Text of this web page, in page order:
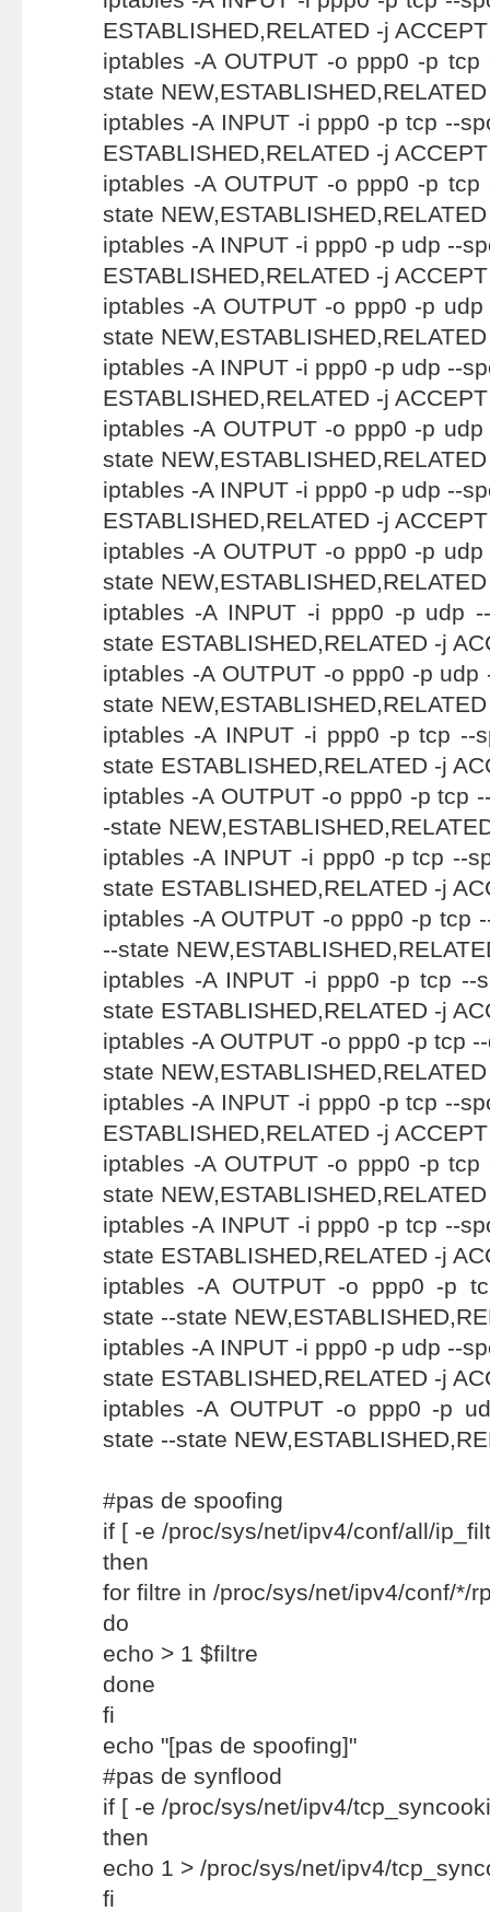
ESTABLISHED,RELATED -j ACCEPT
iptables -A OUTPUT -o ppp0 -p
state
iptables -A INPUT -i ppp0 -p tcp --
ESTABLISHED,RELATED -j ACCEPT
iptables -A OUTPUT -o ppp0 -p
state
iptables -A INPUT -i ppp0 -p udp --
ESTABLISHED,RELATED -j ACCEPT
iptables -A OUTPUT -o ppp0 -p
state
iptables -A INPUT -i ppp0 -p udp --
ESTABLISHED,RELATED -j ACCEPT
iptables -A OUTPUT -o ppp0 -p
state
iptables -A INPUT -i ppp0 -p udp --
ESTABLISHED,RELATED -j ACCEPT
iptables -A OUTPUT -o ppp0 -p
state
iptables -A INPUT -i ppp0 -p udp
state ESTABLISHED,RELATED -j
iptables -A OUTPUT -o ppp0 -p
state
iptables -A INPUT -i ppp0 -p tcp --
state ESTABLISHED,RELATED -j
iptables -A OUTPUT -o ppp0 -p tcp
-state
iptables -A INPUT -i ppp0 -p tcp --
state ESTABLISHED,RELATED -j
iptables -A OUTPUT -o ppp0 -p tcp
--state
iptables -A INPUT -i ppp0 -p tcp --
state ESTABLISHED,RELATED -j
iptables -A OUTPUT -o ppp0 -p tcp
state
iptables -A INPUT -i ppp0 -p tcp --
ESTABLISHED,RELATED -j ACCEPT
iptables -A OUTPUT -o ppp0 -p
state
iptables -A INPUT -i ppp0 -p tcp --
state ESTABLISHED,RELATED -j
iptables -A OUTPUT -o ppp0 -p
state --state
iptables -A INPUT -i ppp0 -p udp --
state ESTABLISHED,RELATED -j
iptables -A OUTPUT -o ppp0 -p
state --state
#pas de spoofing
if [ -e /proc/sys/net/ipv4/conf/all/
then
for filtre in /proc/sys/net/ipv4/conf/*/
do
echo > 1 $filtre
done
fi
echo "[pas de spoofing]"
#pas de synflood
if [ -e /proc/sys/net/ipv4/
then
echo 1 > /proc/sys/net/ipv4/
fi